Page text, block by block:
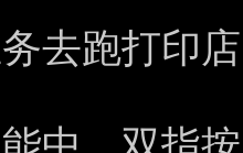
去跑打印